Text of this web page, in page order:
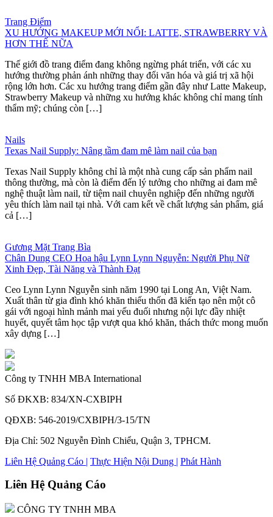
Trang Điểm
XU HƯỚNG MAKEUP MỚI NỔI: LATTE, STRAWBERRY VÀ
HƠN THẾ NỮA
Thế giới đồ trang điểm đang không ngừng phát triển, với các xu
hướng thường phản ánh những thay đổi văn hóa và giá trị xã hội
rộng lớn hơn. Các xu hướng trang điểm gần đây như Latte Makeup,
Strawberry Makeup và những xu hướng khác không chỉ mang tính
thẩm mỹ; chúng còn […]
Nails
Texas Nail Supply: Nâng tầm đam mê làm nail của bạn
Texas Nail Supply không chỉ là một nhà cung cấp sản phẩm nail
thông thường, mà còn là điểm đến lý tưởng cho những ai đam mê
nghệ thuật làm nail, từ tiệm nail chuyên nghiệp đến những người
yêu thích làm nail tại nhà. Với cam kết về chất lượng sản phẩm, giá
cả […]
Gương Mặt Trang Bìa
Chân Dung CEO Hoa hậu Lynn Lynn Nguyễn: Người Phụ Nữ
Xinh Đẹp, Tài Năng và Thành Đạt
Ceo Lynn Lynn Nguyễn sinh năm 1990 tại Long An, Việt Nam.
Xuất thân từ gia đình khó khăn thiếu thốn đã kiến tạo nên một cô
gái với ngoại hình mảnh mai yếu đuối nhưng nội lực đầy nhiệt
huyết, quyết tâm học tập vượt qua khó khăn, thách thức mong muốn
xây dựng […]
Công ty TNHH MBA International
Số ĐKXB: 834/XN-CXBIPH
QĐXB: 546-2019/CXBIPH/3-15/TN
Địa Chỉ: 502 Nguyễn Đình Chiểu, Quận 3, TPHCM.
Liên Hệ Quảng Cáo | Thực Hiện Nội Dung | Phát Hành
Liên Hệ Quảng Cáo
CÔNG TY TNHH MBA